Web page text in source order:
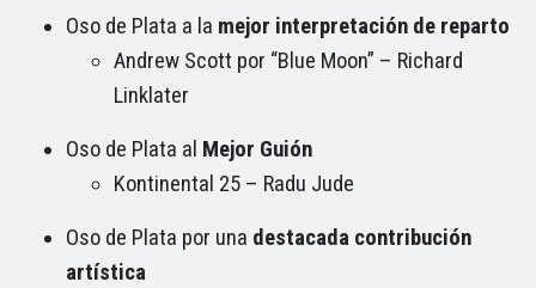
Oso de Plata a la mejor interpretación de reparto
Andrew Scott por “Blue Moon” – Richard
Linklater
Oso de Plata al Mejor Guión
Kontinental 25 – Radu Jude
Oso de Plata por una destacada contribución
artística